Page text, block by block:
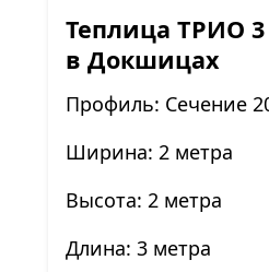
Теплица ТРИО
в Докшицах
Профиль: Сечение
Ширина: 2 метра
Высота: 2 метра
Длина: 3 метра